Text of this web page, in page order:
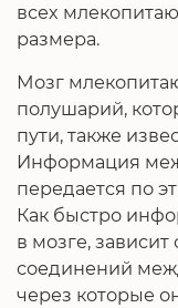
всех
размера.
Мозг
полушарий,
пути, также
Информация
передается по
Как быстро
в мозге, зависит
соединений
через которые